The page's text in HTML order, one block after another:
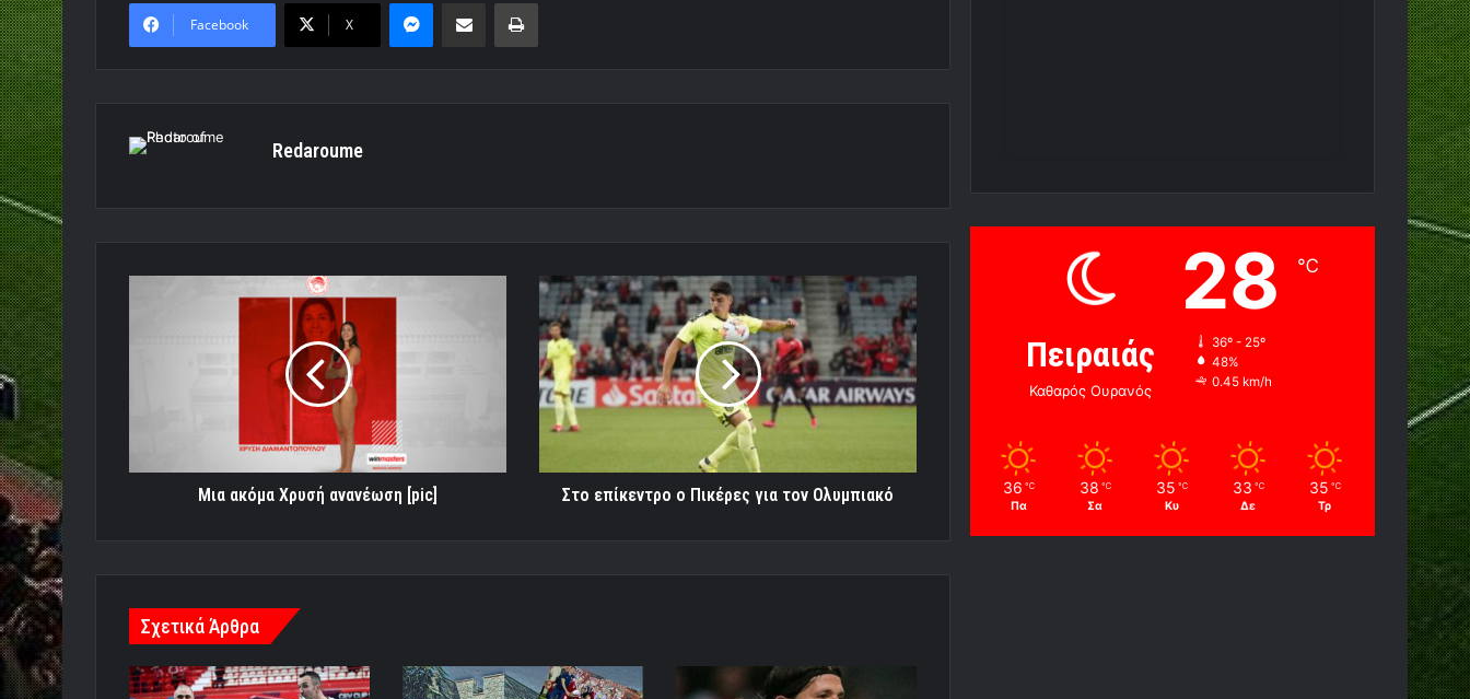
Facebook X
Redaroume
Μια ακόμα Χρυσή ανανέωση [pic]
Στο
επίκεντρο
ο
Πικέρες
για
τον
Ολυμπιακό
Στο επίκεντρο ο Πικέρες για τον Ολυμπιακό
Σχετικά Άρθρα
Πειραιάς
Καθαρός Ουρανός
28 ℃
36º - 25º
48%
0.45 km/h
36 ℃
Πα
38 ℃
Σα
35 ℃
Κυ
33 ℃
Δε
35 ℃
Τρ